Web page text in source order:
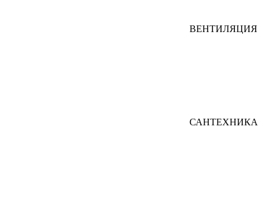
ВЕНТИЛЯЦИЯ
САНТЕХНИКА